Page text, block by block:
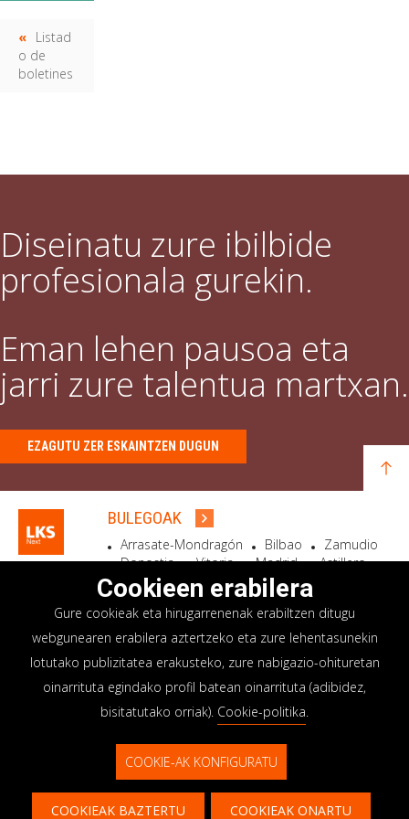
Listad
o de
boletines
Diseinatu zure ibilbide
profesionala gurekin.
Eman lehen pausoa eta
jarri zure talentua martxan.
EZAGUTU ZER ESKAINTZEN DUGUN
BULEGOAK
Arrasate-Mondragón Bilbao
Zamudio
Donostia
Vitoria Madrid
Astillero
Bidart
EGOITZA SOZIALA
Goiru, 7 Arrasate-Mondragón
CP 20500 GIPUZKOA – SPAIN
+34 900 84 14 14
info@lksnext.com
© LKS Next 2026 Lege oharra
Pribatutasun politika
Cookieen politika
Barne informazio sistema
Cookieen erabilera
Gure cookieak eta hirugarrenenak erabiltzen ditugu
webgunearen erabilera aztertzeko eta zure lehentasunekin
lotutako publizitatea erakusteko, zure nabigazio-ohituretan
oinarrituta egindako profil batean oinarrituta (adibidez,
bisitatutako orriak). Cookie-politika.
COOKIE-AK KONFIGURATU
COOKIEAK BAZTERTU COOKIEAK ONARTU